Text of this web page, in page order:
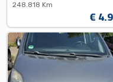
248.818 Km
€